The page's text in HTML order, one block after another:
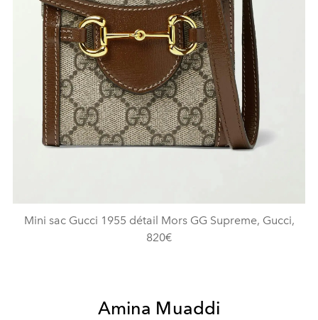
Mini sac Gucci 1955 détail Mors GG Supreme, Gucci,
820€
Amina Muaddi